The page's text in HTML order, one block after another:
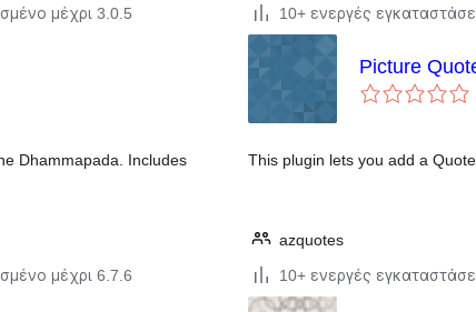
μέχρι 3.0.5
10+ ενεργές
Dhammapada. Includes
μέχρι 6.7.6
Picture
This plugin lets you add a
azquotes
10+ ενεργές